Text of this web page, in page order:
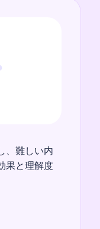
、難しい内
果と理解度